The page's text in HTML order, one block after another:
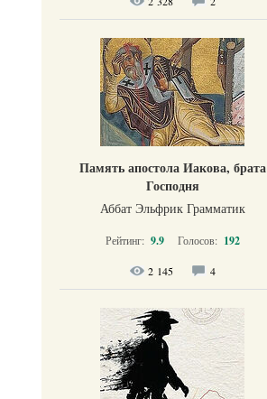
Память апостола Иакова, брата
Господня
Аббат Эльфрик Грамматик
Рейтинг: 9.9 Голосов: 192
2 145 4